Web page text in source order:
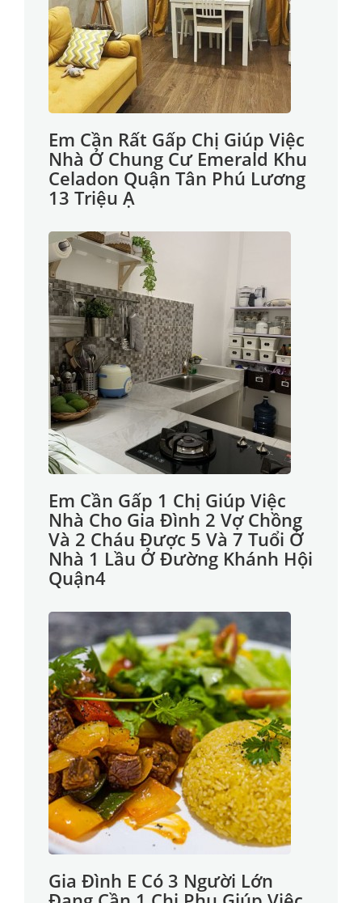
Em Cần Rất Gấp Chị Giúp Việc
Nhà Ở Chung Cư Emerald Khu
Celadon Quận Tân Phú Lương
13 Triệu Ạ
Em Cần Gấp 1 Chị Giúp Việc
Nhà Cho Gia Đình 2 Vợ Chồng
Và 2 Cháu Được 5 Và 7 Tuổi Ở
Nhà 1 Lầu Ở Đường Khánh Hội
Quận4
Gia Đình E Có 3 Người Lớn